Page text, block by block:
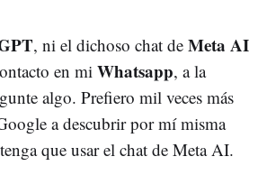
, ni el dichoso chat de Meta AI
en mi Whatsapp, a la
algo. Prefiero mil veces más
a descubrir por mí misma
que usar el chat de Meta AI.